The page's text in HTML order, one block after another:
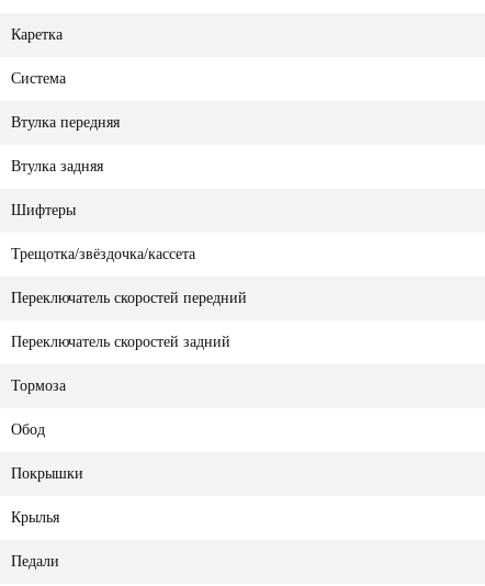
Каретка
Система
Втулка передняя
Втулка задняя
Шифтеры
Трещотка/звёздочка/кассета
Переключатель скоростей передний
Переключатель скоростей задний
Тормоза
Обод
Покрышки
Крылья
Педали